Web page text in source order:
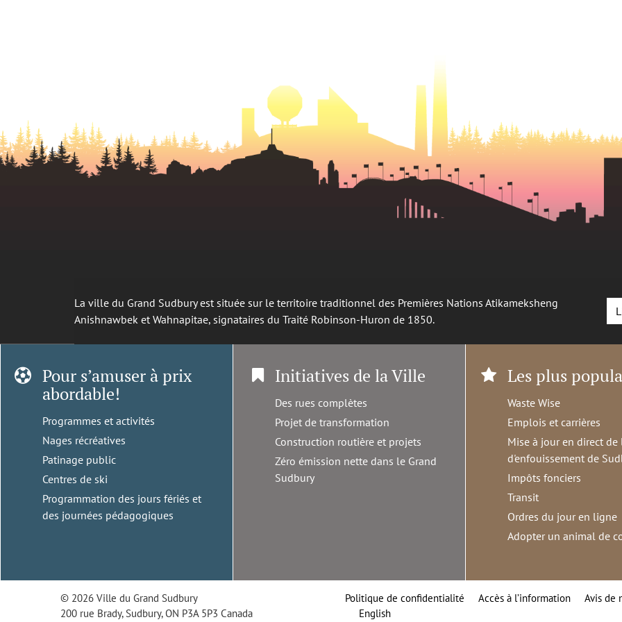
La ville du Grand Sudbury est située sur le territoire traditionnel des Premières Nations Atikameksheng
Anishnawbek et Wahnapitae, signataires du Traité Robinson-Huron de 1850.
Pour s’amuser à prix
abordable!
Programmes et activités
Nages récréatives
Patinage public
Centres de ski
Programmation des jours fériés et
des journées pédagogiques
Initiatives de la Ville
Des rues complètes
Projet de transformation
Construction routière et projets
Zéro émission nette dans le Grand
Sudbury
Les plus
Waste Wise
Emplois et carrières
Mise à jour en direct de
d'enfouissement de
Impôts fonciers
Transit
Ordres du jour en ligne
Adopter un animal de
© 2026 Ville du Grand Sudbury
200 rue Brady, Sudbury, ON P3A 5P3 Canada
Politique de confidentialité Accès à l’information Avis de
English